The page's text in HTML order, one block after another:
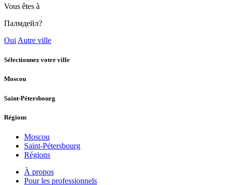
Vous êtes à
Палмдейл?
Oui Autre ville
Sélectionnez votre ville
Moscou
Saint-Pétersbourg
Régions
Moscou
Saint-Pétersbourg
Régions
À propos
Pour les professionnels